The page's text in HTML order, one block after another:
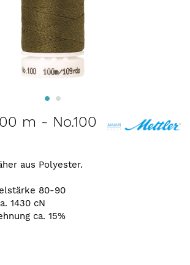
m - No.100
aus Polyester.
80-90
1430 cN
ca. 15%